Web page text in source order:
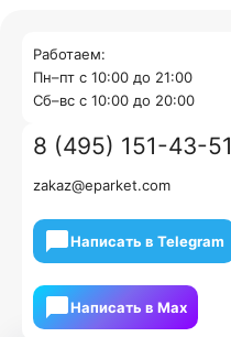
Работаем:
Пн–пт с 10:00 до 21:00
Cб–вс с 10:00 до 20:00
8 (495) 151-43-51
zakaz@eparket.com
Написать в Telegram
Написать в Мах